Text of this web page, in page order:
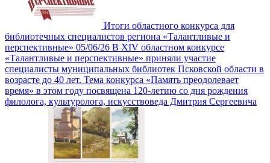
Итоги областного конкурса для
библиотечных специалистов региона «Талантливые и
перспективные» 05/06/26 В XIV областном конкурсе
«Талантливые и перспективные» приняли участие
специалисты муниципальных библиотек Псковской области в
возрасте до 40 лет. Тема конкурса «Память преодолевает
время» в этом году посвящена 120-летию со дня рождения
филолога, культуролога, искусствоведа Дмитрия Сергеевича